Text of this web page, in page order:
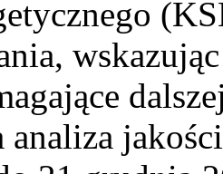
analiza